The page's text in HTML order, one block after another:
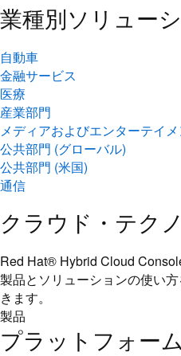
業種別ソリュー
自動車
金融サービス
医療
産業部門
メディアおよびエンターテイメ
公共部門 (グローバル)
公共部門 (米国)
通信
クラウド・テク
Red Hat® Hybrid Cloud
製品とソリューションの使い
きます。
製品
プラットフォー